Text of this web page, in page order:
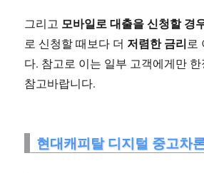
그리고 모바일로 대출을 신청할 경
로 신청할 때보다 더 저렴한 금리로
다. 참고로 이는 일부 고객에게만
참고바랍니다.
현대캐피탈 디지털 중고차